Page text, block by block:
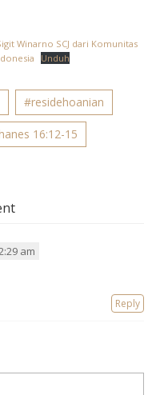
Winarno SCJ dari Komunitas
Unduh
#residehoanian
16:12-15
am
Reply